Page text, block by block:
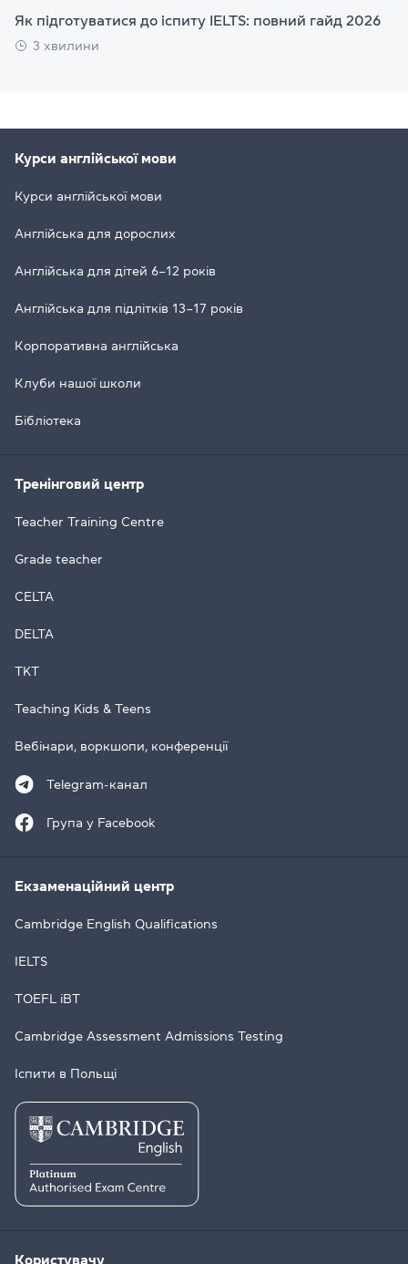
Як підготуватися до іспиту IELTS: повний гайд 2026
3 хвилини
Курси англійської мови
Курси англійської мови
Англійська для дорослих
Англійська для дітей 6–12 років
Англійська для підлітків 13–17 років
Корпоративна англійська
Клуби нашої школи
Бібліотека
Тренінговий центр
Teacher Training Centre
Grade teacher
CELTA
DELTA
TKT
Teaching Kids & Teens
Вебінари, воркшопи, конференції
Telegram-канал
Група у Facebook
Екзаменаційний центр
Cambridge English Qualifications
IELTS
TOEFL iBT
Cambridge Assessment Admissions Testing
Іспити в Польщі
Користувачу